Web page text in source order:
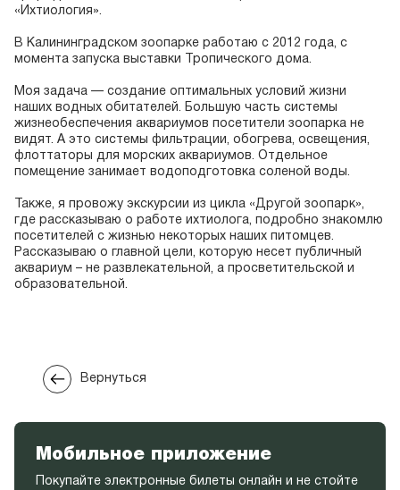
«Ихтиология».
В Калининградском зоопарке работаю с 2012 года, с
момента запуска выставки Тропического дома.
Моя задача — создание оптимальных условий жизни
наших водных обитателей. Большую часть системы
жизнеобеспечения аквариумов посетители зоопарка не
видят. А это системы фильтрации, обогрева, освещения,
флоттаторы для морских аквариумов. Отдельное
помещение занимает водоподготовка соленой воды.
Также, я провожу экскурсии из цикла «Другой зоопарк»,
где рассказываю о работе ихтиолога, подробно знакомлю
посетителей с жизнью некоторых наших питомцев.
Рассказываю о главной цели, которую несет публичный
аквариум – не развлекательной, а просветительской и
образовательной.
Вернуться
Мобильное приложение
Покупайте электронные билеты онлайн и не стойте